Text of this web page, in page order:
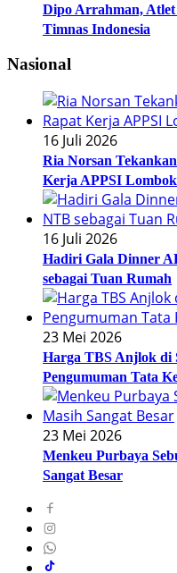
Dipo Arrahman,
Timnas Indonesia
Nasional
16 Juli 2026
Ria Norsan
Kerja APPSI Lombok
16 Juli 2026
Hadiri Gala Dinner
sebagai Tuan Rumah
23 Mei 2026
Harga TBS Anjlok di
Pengumuman Tata
23 Mei 2026
Menkeu Purbaya
Sangat Besar